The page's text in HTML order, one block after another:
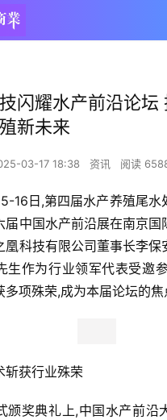
闪耀水产前沿论坛
新未来
03-17 18:38 资讯 阅读
16日,第四届水产养殖尾水
届中国水产前沿展在南京国
凰科技有限公司董事长李保
生作为行业领军代表受邀
项殊荣,成为本届论坛的焦
斩获行业殊荣
颁奖典礼上,中国水产前沿